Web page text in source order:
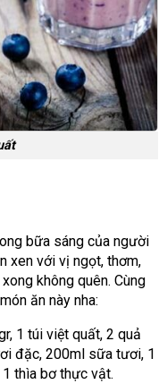
bữa sáng của người
xen với vị ngọt, thơm,
không quên. Cùng
ăn này nha:
1 túi việt quất, 2 quả
đặc, 200ml sữa tươi, 1
thìa bơ thực vật.